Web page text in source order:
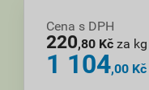
Cena s DPH
220,80 Kč za kg
1 104,00 Kč